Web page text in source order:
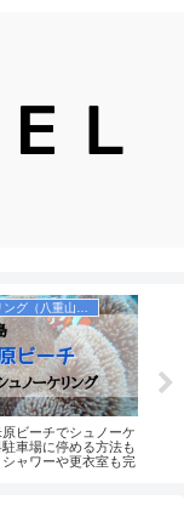
原ビーチでシュノーケ
車場に停める方法も
ャワーや更衣室も完